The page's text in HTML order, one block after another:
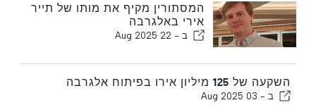
המסתורין מקיף את מותו של תייר
אירי באלגרבה
ב - 22 Aug 2025
השקעה של 125 מיליון אירו בפיתוח אלגרבה
ב - 03 Aug 2025